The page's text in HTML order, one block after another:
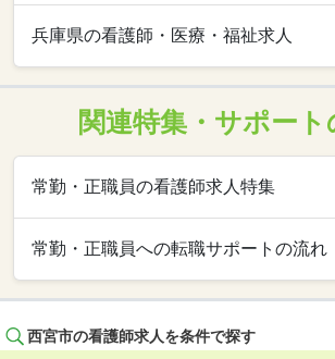
兵庫県の看護師・医療・福祉求人
関連特集・サポート
常勤・正職員の看護師求人特集
常勤・正職員への転職サポートの流れ
西宮市の看護師求人を条件で探す